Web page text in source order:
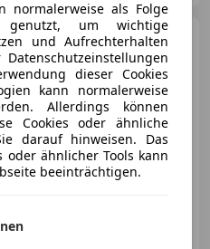
Ford FiestaActive 1,0
EcoBoost Start/Stop
€ 10 990
normalerweise als Folge
genutzt, um wichtige
und Aufrechterhalten
dieser Cookies
kann normalerweise
Allerdings können
Cookies oder ähnliche
darauf hinweisen. Das
oder ähnlicher Tools kann
beeinträchtigen.